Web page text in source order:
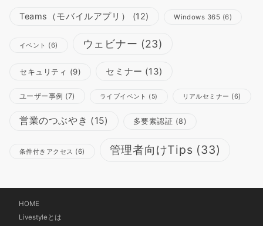
Teams（モバイルアプリ） (12) Windows 365 (6)
イベント (6) ウェビナー (23)
セキュリティ (9) セミナー (13)
ユーザー事例 (7) ライブイベント (5) リアルセミナー (6)
営業のつぶやき (15) 多要素認証 (8)
条件付きアクセス (6) 管理者向けTips (33)
HOME
Livestyleとは